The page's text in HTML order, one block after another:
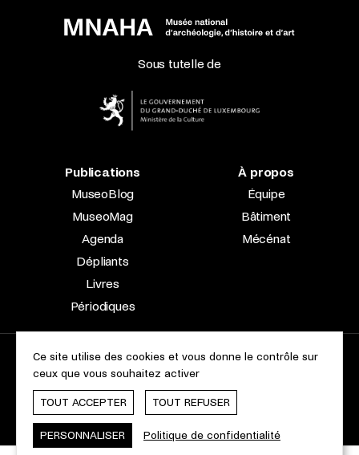
Sous tutelle de
Publications
MuseoBlog
MuseoMag
Agenda
Dépliants
Livres
Périodiques
À propos
Équipe
Bâtiment
Mécénat
2023 © Le Musée national d’archéologie, d’histoire et d’art |
À propos du site
Accessibilité
Charte des cookies
Ce site utilise des cookies et vous donne le contrôle sur
ceux que vous souhaitez activer
TOUT ACCEPTER TOUT REFUSER
PERSONNALISER Politique de confidentialité